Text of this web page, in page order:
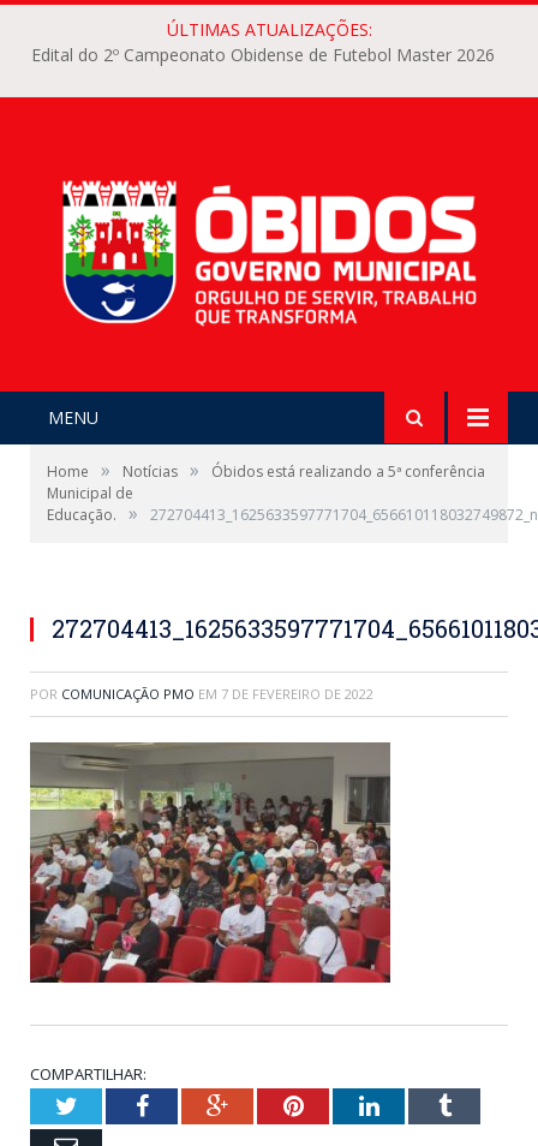
ÚLTIMAS ATUALIZAÇÕES:
Edital do 2º Campeonato Obidense de Futebol Master 2026
MENU
Home » Notícias »
Óbidos está realizando a 5ª conferência
Municipal de
Educação.
» 272704413_1625633597771704_656610118032749872_n
POR COMUNICAÇÃO PMO EM 7 DE FEVEREIRO DE 2022
COMPARTILHAR:
TwitterFacebookGoogle+PinterestLinkedInTumblr